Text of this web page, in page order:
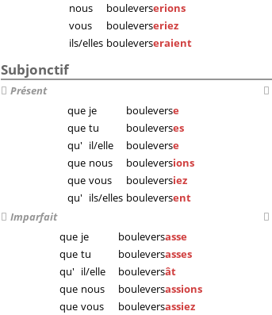
nous
bouleverserions
vous
bouleverseriez
ils/elles bouleverseraient
Subjonctif
Présent
que je bouleverse
que tu bouleverses
qu' il/elle bouleverse
que nous bouleversions
que vous bouleversiez
qu' ils/elles bouleversent
Imparfait
que je bouleversasse
que tu bouleversasses
qu' il/elle bouleversât
que nous bouleversassions
que vous bouleversassiez